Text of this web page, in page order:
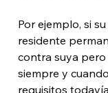
Por ejemplo, si
residente
contra suya
siempre y
requisitos